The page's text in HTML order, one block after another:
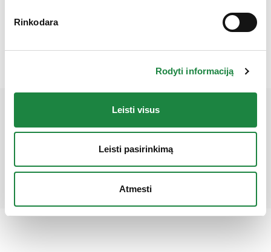
Rinkodara
Rodyti informaciją
Leisti visus
Leisti pasirinkimą
Atmesti
produkto kiekis: Rutin forte kaps. N30
Mūsų partneriai